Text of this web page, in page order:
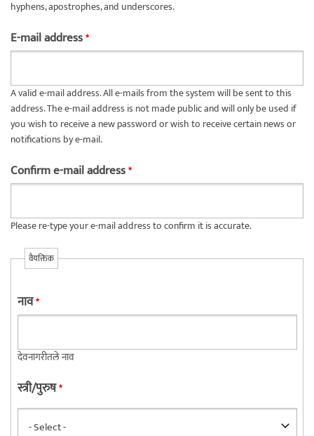
hyphens, apostrophes, and underscores.
E-mail address*
A valid e-mail address. All e-mails from the system will be sent to this
address. The e-mail address is not made public and will only be used if
you wish to receive a new password or wish to receive certain news or
notifications by e-mail.
Confirm e-mail address*
Please re-type your e-mail address to confirm it is accurate.
वैयक्तिक
नाव*
देवनागरीतले नाव
स्त्री/पुरुष*